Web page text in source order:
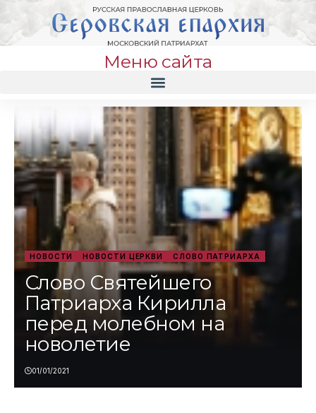
Меню сайта
НОВОСТИ НОВОСТИ ЦЕРКВИ СЛОВО ПАТРИАРХА
Слово Святейшего
Патриарха Кирилла
перед молебном на
новолетие
01/01/2021